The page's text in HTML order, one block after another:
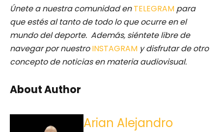
Únete a nuestra comunidad enTELEGRAM para
que estés al tanto de todo lo que ocurre en el
mundo del deporte. Además, siéntete libre de
navegar por nuestro INSTAGRAM y disfrutar de otro
concepto de noticias en materia audiovisual.
About Author
Arian Alejandro